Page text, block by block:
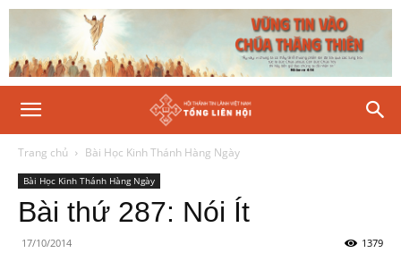
Trang chủ Bài Học Kinh Thánh Hàng Ngày
Bài Học Kinh Thánh Hàng Ngày
Bài thứ 287: Nói Ít
17/10/2014 1379